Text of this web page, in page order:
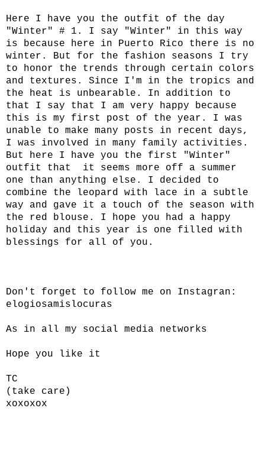
Here I have you the outfit of the day
"Winter" # 1. I say "Winter" in this way
is because here in Puerto Rico there is no
winter. But for the fashion seasons I try
to honor the trends through certain colors
and textures. Since I'm in the tropics and
the heat is unbearable. In addition to
that I say that I am very happy because
this is my first post of the year. I was
unable to make many posts in recent days,
I was involved in many family activities.
But here I have you the first "Winter"
outfit that it seems more off a summer
one than anything else. I decided to
combine the leopard with lace in a subtle
way and gave it a touch of the season with
the red blouse. I hope you had a happy
holiday and this year is one filled with
blessings for all of you.
Don't forget to follow me on Instagran:
elogiosamislocuras
As in all my social media networks
Hope you like it
TC
(take care)
xoxoxox